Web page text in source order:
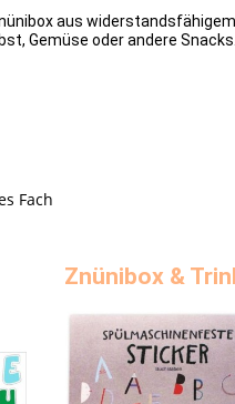
aus
Gemüse oder andere
Fach
Znünibox &